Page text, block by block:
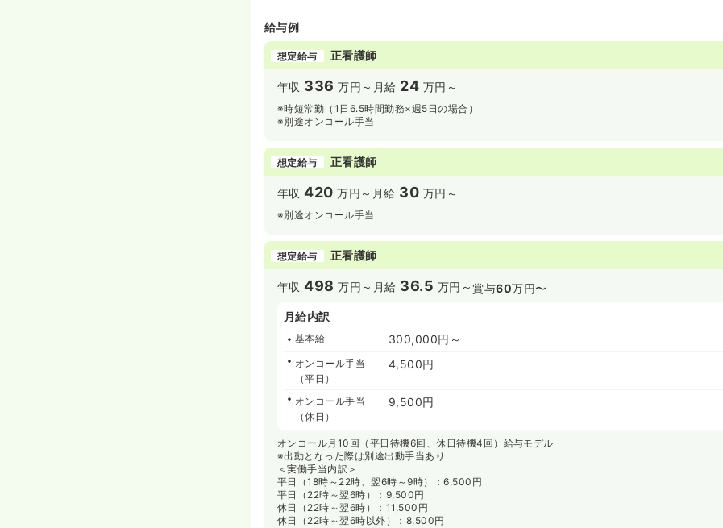
給与例
想定給与 正看護師
年収 336 万円～ 月給 24 万円～
※時短常勤（1日6.5時間勤務×週5日の場合）
※別途オンコール手当
想定給与 正看護師
年収420 万円～ 月給 30 万円～
※別途オンコール手当
想定給与 正看護師
年収498 万円～ 月給 36.5 万円～賞与60万円〜
月給内訳
基本給 300,000円～
オンコール手当
（平日）
4,500円
オンコール手当
（休日）
9,500円
オンコール月10回（平日待機6回、休日待機4回）給与モデル
※出動となった際は別途出動手当あり
＜実働手当内訳＞
平日（18時～22時、翌6時～9時）：6,500円
平日（22時～翌6時）：9,500円
休日（22時～翌6時）：11,500円
休日（22時～翌6時以外）：8,500円